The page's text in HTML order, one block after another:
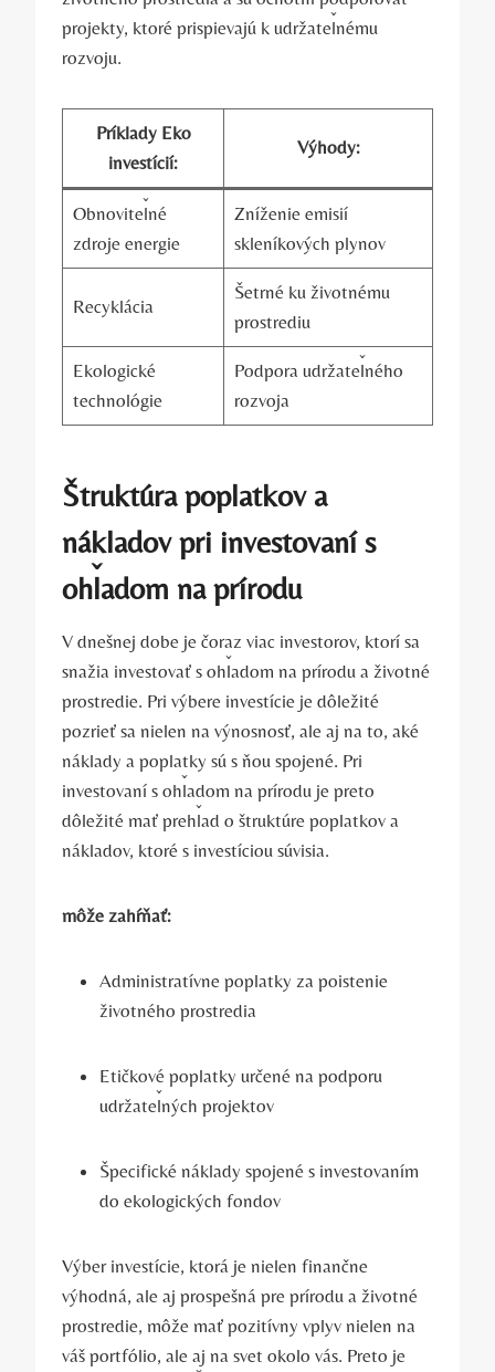
projekty, ktoré prispievajú k udržateľnému
rozvoju.
Príklady ‌Eko
investícií:
Výhody:
Obnoviteľné
zdroje energie
Zníženie⁤ emisií
skleníkových⁤ plynov
Recyklácia
Šetrné ⁤ku životnému⁣
prostrediu
Ekologické
technológie
Podpora ⁣udržateľného
rozvoja
Štruktúra poplatkov a
nákladov pri investovaní s
ohľadom na prírodu
V dnešnej dobe ⁣je čoraz viac investorov,⁢ ktorí sa ​
snažia investovať s ohľadom ⁢na prírodu a životné​
prostredie.⁣ Pri výbere‌ investície je​ dôležité
pozrieť sa⁤ nielen na výnosnosť, ⁤ale aj na to, aké
náklady a poplatky sú s ​ňou spojené. Pri
investovaní s‌ ohľadom na ⁤prírodu⁤ je preto
dôležité ‍mať⁣ prehľad⁢ o štruktúre poplatkov a
nákladov, ktoré s‍ investíciou súvisia.
môže ‍zahŕňať:
Administratívne‌ poplatky za poistenie
životného prostredia
Etičkové poplatky​ určené na podporu
udržateľných projektov
Špecifické​ náklady spojené‍ s investovaním
do ekologických⁤ fondov
Výber investície, ktorá je nielen finančne
‍výhodná, ale ‍aj‍ prospešná pre prírodu a životné
prostredie, môže mať pozitívny vplyv⁤ nielen na
váš portfólio, ale aj na svet okolo vás. Preto je⁤